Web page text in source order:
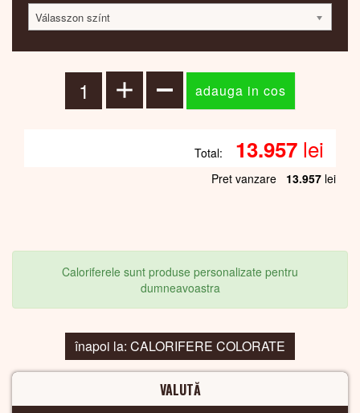
Válasszon színt
Total: 13.957 lei
Pret vanzare 13.957 lei
Caloriferele sunt produse personalizate pentru
dumneavoastra
înapoi la: CALORIFERE COLORATE
VALUTĂ